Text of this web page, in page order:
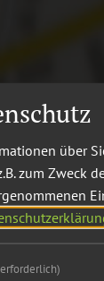
über
zum Zweck